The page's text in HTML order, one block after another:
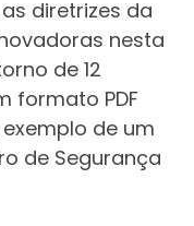
diretrizes da
nesta
de 12
formato PDF
de um
de Segurança